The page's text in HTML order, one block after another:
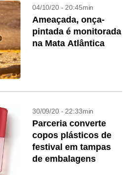
04/10/20 - 20:45min
Ameaçada, onça-
pintada é monitorada
na Mata Atlântica
30/09/20 - 22:33min
Parceria converte
copos plásticos de
festival em tampas
de embalagens